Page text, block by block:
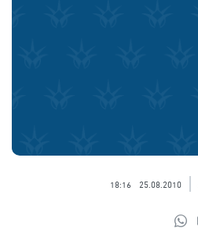
25.08.2010
18:16